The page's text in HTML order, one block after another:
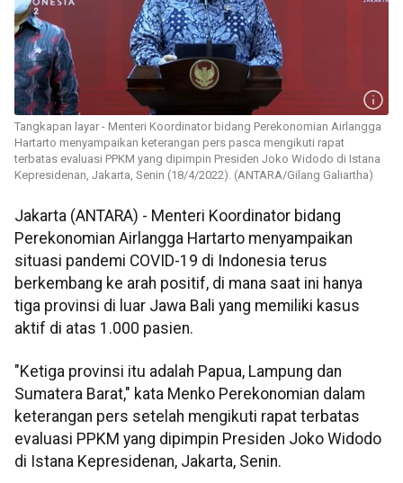
Tangkapan layar - Menteri Koordinator bidang Perekonomian Airlangga
Hartarto menyampaikan keterangan pers pasca mengikuti rapat
terbatas evaluasi PPKM yang dipimpin Presiden Joko Widodo di Istana
Kepresidenan, Jakarta, Senin (18/4/2022). (ANTARA/Gilang Galiartha)
Jakarta (ANTARA) - Menteri Koordinator bidang
Perekonomian Airlangga Hartarto menyampaikan
situasi pandemi COVID-19 di Indonesia terus
berkembang ke arah positif, di mana saat ini hanya
tiga provinsi di luar Jawa Bali yang memiliki kasus
aktif di atas 1.000 pasien.
"Ketiga provinsi itu adalah Papua, Lampung dan
Sumatera Barat," kata Menko Perekonomian dalam
keterangan pers setelah mengikuti rapat terbatas
evaluasi PPKM yang dipimpin Presiden Joko Widodo
di Istana Kepresidenan, Jakarta, Senin.